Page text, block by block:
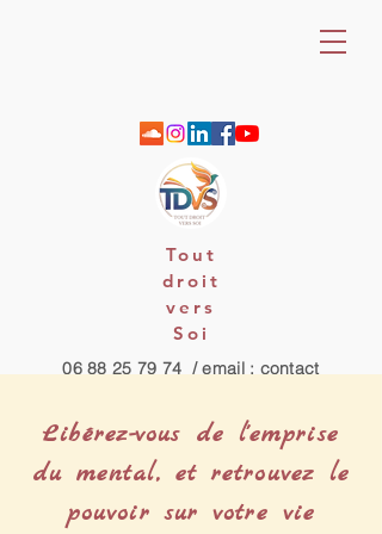
06 88 25 79 74 / email : contact
Tout
droit
vers
Soi
Libérez-vous de l'emprise
du mental, et retrouvez le
pouvoir sur votre vie